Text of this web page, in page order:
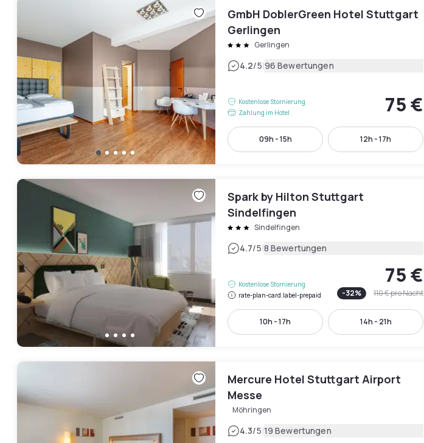
GmbH DoblerGreen Hotel Stuttgart
Gerlingen
Gerlingen
4.2/5|96 Bewertungen
Kostenlose Stornierung
Zahlung im Hotel
75 €
09h - 15h 12h - 17h
Spark by Hilton Stuttgart
Sindelfingen
Sindelfingen
4.7/5|8 Bewertungen
Kostenlose Stornierung
rate-plan-card.label-prepaid
75 €
-32% 110 €pro Nacht
10h - 17h 14h - 21h
Mercure Hotel Stuttgart Airport
Messe
Möhringen
4.3/5|19 Bewertungen